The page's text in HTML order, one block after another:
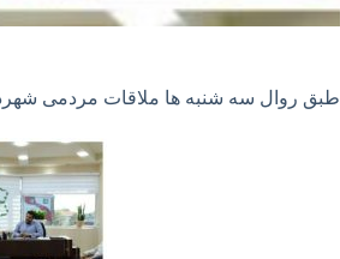
طبق روال سه شنبه ها ملاقات مردمی